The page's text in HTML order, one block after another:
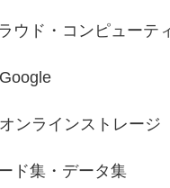
ウド・コンピューテ
Google
オンラインストレージ
ド集・データ集